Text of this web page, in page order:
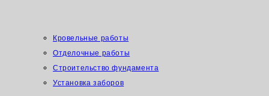
Кровельные работы
Отделочные работы
Строительство фундамента
Установка заборов